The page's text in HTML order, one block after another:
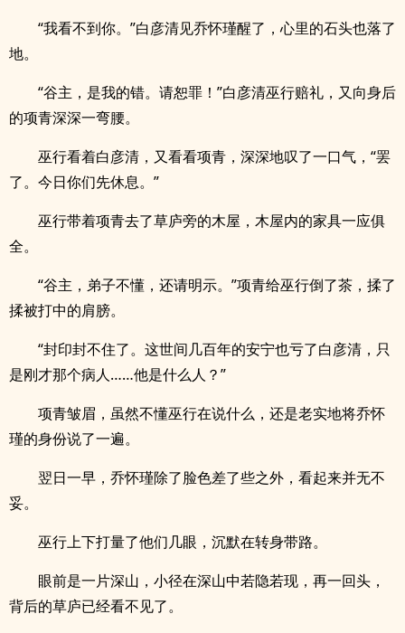
“我看不到你。”白彦清见乔怀瑾醒了，心里的石头也落了
地。
“谷主，是我的错。请恕罪！”白彦清巫行赔礼，又向身后
的项青深深一弯腰。
巫行看着白彦清，又看看项青，深深地叹了一口气，“罢
了。今日你们先休息。”
巫行带着项青去了草庐旁的木屋，木屋内的家具一应俱
全。
“谷主，弟子不懂，还请明示。”项青给巫行倒了茶，揉了
揉被打中的肩膀。
“封印封不住了。这世间几百年的安宁也亏了白彦清，只
是刚才那个病人……他是什么人？”
项青皱眉，虽然不懂巫行在说什么，还是老实地将乔怀
瑾的身份说了一遍。
翌日一早，乔怀瑾除了脸色差了些之外，看起来并无不
妥。
巫行上下打量了他们几眼，沉默在转身带路。
眼前是一片深山，小径在深山中若隐若现，再一回头，
背后的草庐已经看不见了。